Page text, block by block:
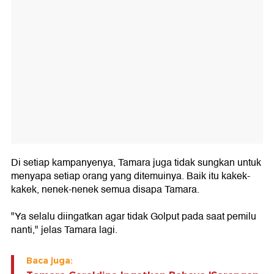
Di setiap kampanyenya, Tamara juga tidak sungkan untuk
menyapa setiap orang yang ditemuinya. Baik itu kakek-
kakek, nenek-nenek semua disapa Tamara.
"Ya selalu diingatkan agar tidak Golput pada saat pemilu
nanti," jelas Tamara lagi.
Baca juga: